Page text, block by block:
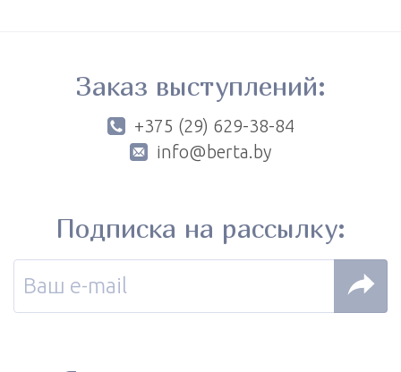
Заказ выступлений:
+375 (29) 629-38-84
info@berta.by
Подписка на рассылку: